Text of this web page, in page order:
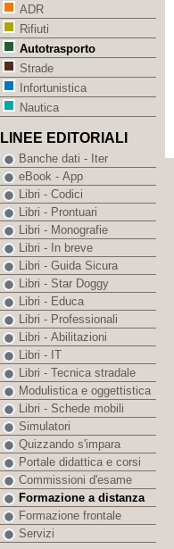
ADR
Rifiuti
Autotrasporto
Strade
Infortunistica
Nautica
LINEE EDITORIALI
Banche dati - Iter
eBook - App
Libri - Codici
Libri - Prontuari
Libri - Monografie
Libri - In breve
Libri - Guida Sicura
Libri - Star Doggy
Libri - Educa
Libri - Professionali
Libri - Abilitazioni
Libri - IT
Libri - Tecnica stradale
Modulistica e oggettistica
Libri - Schede mobili
Simulatori
Quizzando s'impara
Portale didattica e corsi
Commissioni d'esame
Formazione a distanza
Formazione frontale
Servizi